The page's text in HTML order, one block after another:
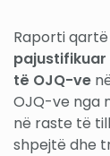
Raporti
të OJQ-ve
OJQ-ve nga
në raste të
shpejtë dhe